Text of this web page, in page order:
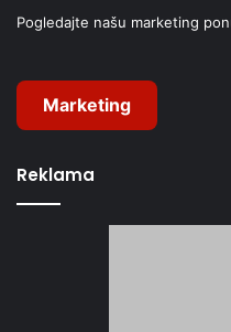
Pogledajte našu marketing
Marketing
Reklama